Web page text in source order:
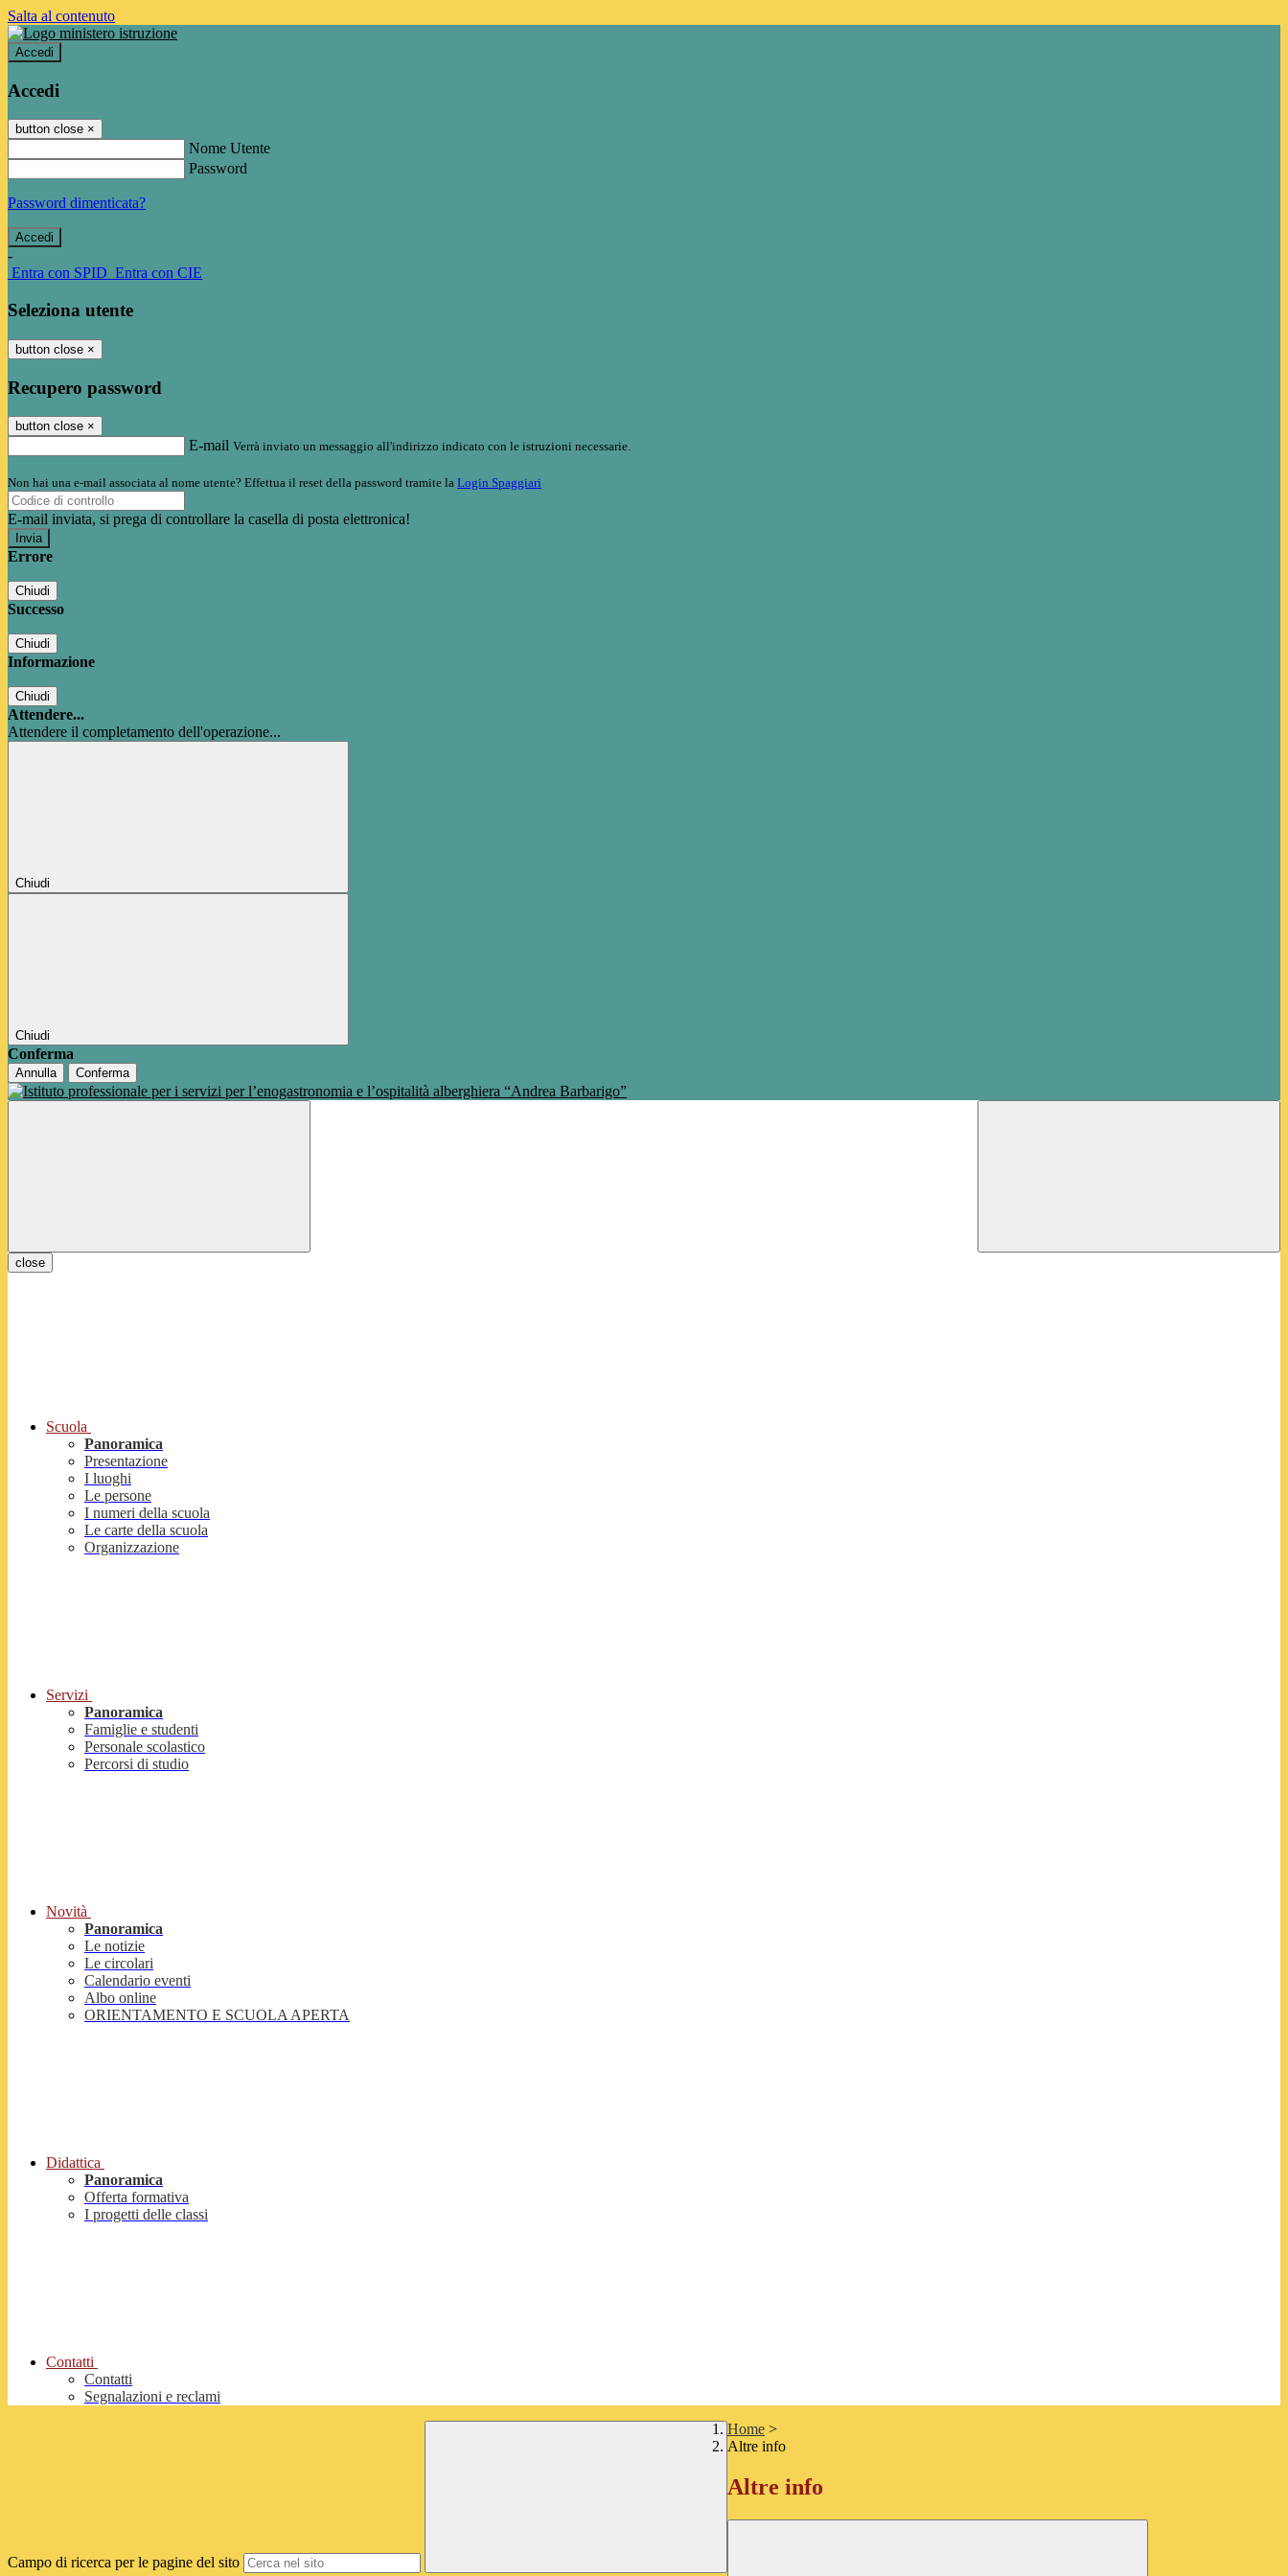
Salta al contenuto
Accedi
Accedi
button close ×
Nome Utente
Password
Password dimenticata?
-
Entra con SPID Entra con CIE
Seleziona utente
button close ×
Recupero password
button close ×
E-mail Verrà inviato un messaggio all'indirizzo indicato con le istruzioni necessarie.
Non hai una e-mail associata al nome utente? Effettua il reset della password tramite la Login Spaggiari
E-mail inviata, si prega di controllare la casella di posta elettronica!
Errore
Chiudi
Successo
Chiudi
Informazione
Chiudi
Attendere...
Attendere il completamento dell'operazione...
Chiudi
Chiudi
Conferma
Annulla Conferma
close
Scuola
Panoramica
Presentazione
I luoghi
Le persone
I numeri della scuola
Le carte della scuola
Organizzazione
Servizi
Panoramica
Famiglie e studenti
Personale scolastico
Percorsi di studio
Novità
Panoramica
Le notizie
Le circolari
Calendario eventi
Albo online
ORIENTAMENTO E SCUOLA APERTA
Didattica
Panoramica
Offerta formativa
I progetti delle classi
Contatti
Contatti
Segnalazioni e reclami
Campo di ricerca per le pagine del sito
Home >
Altre info
Altre info